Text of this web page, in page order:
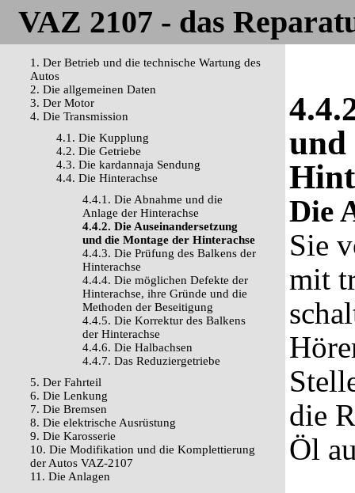
VAZ 2107 - das
1. Der Betrieb und die technische Wartung des
Autos
2. Die allgemeinen Daten
3. Der Motor
4. Die Transmission
4.1. Die Kupplung
4.2. Die Getriebe
4.3. Die kardannaja Sendung
4.4. Die Hinterachse
4.4.1. Die Abnahme und die
Anlage der Hinterachse
4.4.2. Die Auseinandersetzung
und die Montage der Hinterachse
4.4.3. Die Prüfung des Balkens der
Hinterachse
4.4.4. Die möglichen Defekte der
Hinterachse, ihre Gründe und die
Methoden der Beseitigung
4.4.5. Die Korrektur des Balkens
der Hinterachse
4.4.6. Die Halbachsen
4.4.7. Das Reduziergetriebe
5. Der Fahrteil
6. Die Lenkung
7. Die Bremsen
8. Die elektrische Ausrüstung
9. Die Karosserie
10. Die Modifikation und die Komplettierung
der Autos VAZ-2107
11. Die Anlagen
und
Die
Sie
mit
die
Öl